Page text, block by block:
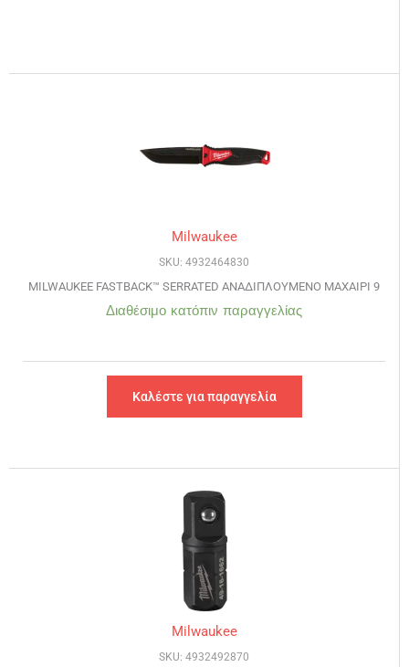
Milwaukee
SKU: 4932464830
MILWAUKEE FASTBACK™ SERRATED ΑΝΑΔΙΠΛΟΥΜΕΝΟ ΜΑΧΑΙΡΙ 9
Διαθέσιμο κατόπιν παραγγελίας
Καλέστε για παραγγελία
Milwaukee
SKU: 4932492870